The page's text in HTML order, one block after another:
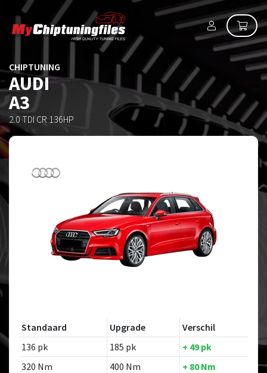
CHIPTUNING
AUDI
A3
2.0 TDI CR 136HP
Standaard Upgrade
Verschil
136 pk
185 pk
+ 49 pk
320 Nm
400 Nm
+ 80 Nm